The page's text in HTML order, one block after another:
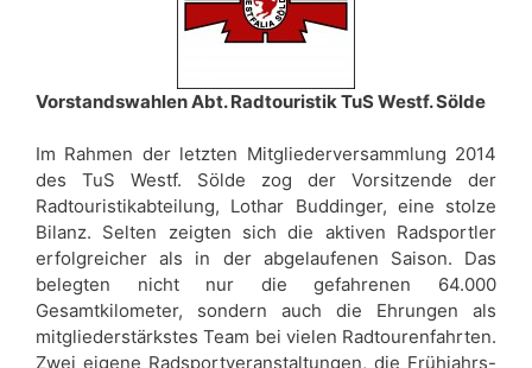
Vorstandswahlen Abt. Radtouristik TuS Westf. Sölde
Im Rahmen der letzten Mitgliederversammlung 2014
des TuS Westf. Sölde zog der Vorsitzende der
Radtouristikabteilung, Lothar Buddinger, eine stolze
Bilanz. Selten zeigten sich die aktiven Radsportler
erfolgreicher als in der abgelaufenen Saison. Das
belegten nicht nur die gefahrenen 64.000
Gesamtkilometer, sondern auch die Ehrungen als
mitgliederstärkstes Team bei vielen Radtourenfahrten.
Zwei eigene Radsportveranstaltungen, die Frühjahrs-